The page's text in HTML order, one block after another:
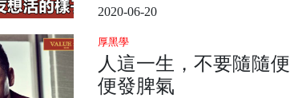
中女子般古典淡雅。 她的身形十分
山爬樹，砍柴捕魚。 她經歷過世間
最苦痛的日子，卻能憑藉黑暗記憶
裡的些許微光，為世人造出了一個
2020-06-20
厚黑學
人這一生，不要隨隨便
便發脾氣